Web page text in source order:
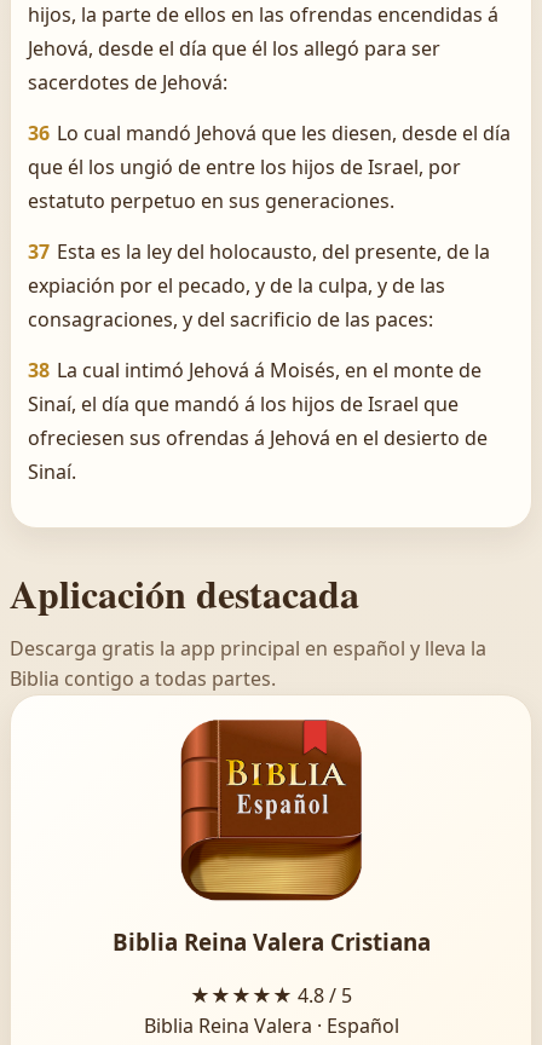
hijos, la parte de ellos en las ofrendas encendidas á
Jehová, desde el día que él los allegó para ser
sacerdotes de Jehová:
36 Lo cual mandó Jehová que les diesen, desde el día
que él los ungió de entre los hijos de Israel, por
estatuto perpetuo en sus generaciones.
37 Esta es la ley del holocausto, del presente, de la
expiación por el pecado, y de la culpa, y de las
consagraciones, y del sacrificio de las paces:
38 La cual intimó Jehová á Moisés, en el monte de
Sinaí, el día que mandó á los hijos de Israel que
ofreciesen sus ofrendas á Jehová en el desierto de
Sinaí.
Aplicación destacada
Descarga gratis la app principal en español y lleva la
Biblia contigo a todas partes.
Biblia Reina Valera Cristiana
★★★★★ 4.8 / 5
Biblia Reina Valera · Español